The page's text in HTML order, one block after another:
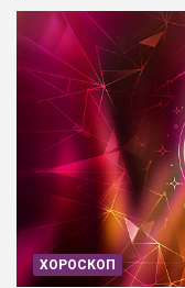
ХОРОСКОП